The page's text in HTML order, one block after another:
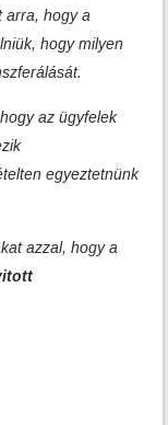
arra, hogy a
hogy milyen
az ügyfelek
egyeztetnünk
azzal, hogy a